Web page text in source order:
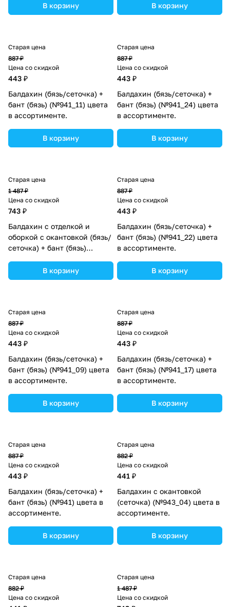
В корзину В корзину
Старая цена
887 ₽
Цена со скидкой
443 ₽
Балдахин (бязь/сеточка) +
бант (бязь) (№941_11) цвета
в ассортименте.
В корзину
Старая цена
887 ₽
Цена со скидкой
443 ₽
Балдахин (бязь/сеточка) +
бант (бязь) (№941_24) цвета
в ассортименте.
В корзину
Старая цена
1 487 ₽
Цена со скидкой
743 ₽
Балдахин с отделкой и
оборкой с окантовкой (бязь/
сеточка) + бант (бязь)
ассортименте.В корзину
Старая цена
887 ₽
Цена со скидкой
443 ₽
Балдахин (бязь/сеточка) +
бант (бязь) (№941_22) цвета
в ассортименте.
В корзину
Старая цена
887 ₽
Цена со скидкой
443 ₽
Балдахин (бязь/сеточка) +
бант (бязь) (№941_09) цвета
в ассортименте.
В корзину
Старая цена
887 ₽
Цена со скидкой
443 ₽
Балдахин (бязь/сеточка) +
бант (бязь) (№941_17) цвета
в ассортименте.
В корзину
Старая цена
887 ₽
Цена со скидкой
443 ₽
Балдахин (бязь/сеточка) +
бант (бязь) (№941) цвета в
ассортименте.
В корзину
Старая цена
882 ₽
Цена со скидкой
441 ₽
Балдахин с окантовкой
(сеточка) (№943_04) цвета в
ассортименте.
В корзину
Старая цена
882 ₽
Цена со скидкой
Старая цена
1 487 ₽
Цена со скидкой